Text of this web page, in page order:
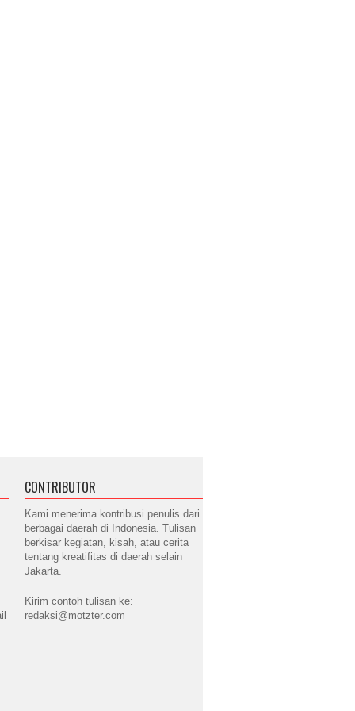
CONTRIBUTOR
Kami menerima kontribusi penulis dari
berbagai daerah di Indonesia. Tulisan
berkisar kegiatan, kisah, atau cerita
tentang kreatifitas di daerah selain
Jakarta.
Kirim contoh tulisan ke:
redaksi@motzter.com